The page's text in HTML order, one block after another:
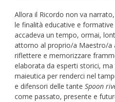
Allora il Ricordo non va
le finalità educative e
accadeva un tempo, ormai,
attorno al proprio/a Maestro/a
riflettere e memorizzare
elaborata da esperti storici,
maieutica per renderci nel
e difensori delle tante Spoon
come passato, presente e